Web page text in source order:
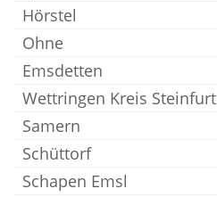
Hörstel
Ohne
Emsdetten
Wettringen Kreis Steinfurt
Samern
Schüttorf
Schapen Emsl